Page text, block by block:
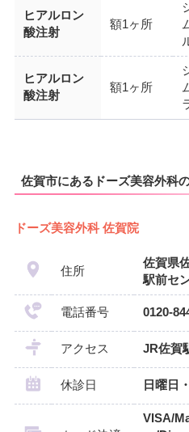
ヒアルロン
酸注射
額1ヶ所
ヒアルロン
酸注射
額1ヶ所
佐賀市にあるドーズ美容外科
ドーズ美容外科 佐賀院
住所
佐賀県
駅前セ
電話番号 0120-
アクセス JR佐賀
休診日 日曜日
VISA/